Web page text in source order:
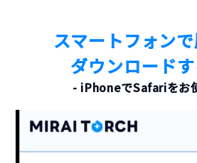
スマートフォン
ダウンロード
- iPhoneでSafariをお